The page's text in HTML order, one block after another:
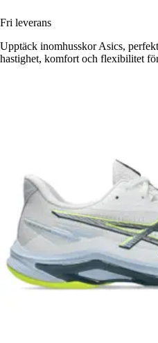
Fri leverans
Upptäck inomhusskor Asics,
hastighet, komfort och flexibilitet